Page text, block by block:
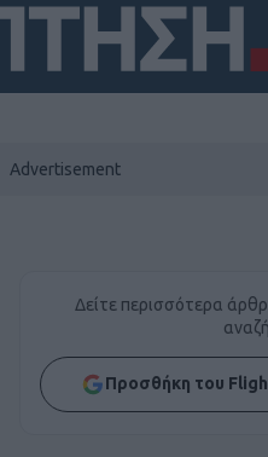
Δείτε περισσότερα
Προσθήκη του